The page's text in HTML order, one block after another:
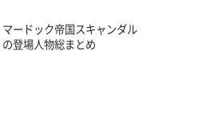
マードック帝国スキャンダル
の登場人物総まとめ